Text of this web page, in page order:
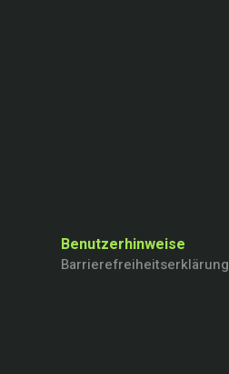
Benutzerhinweise
Barrierefreiheitserklärung